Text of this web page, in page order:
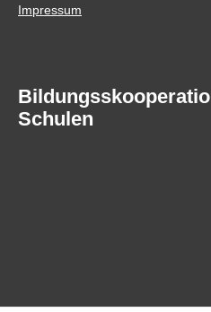
Impressum
Schulen